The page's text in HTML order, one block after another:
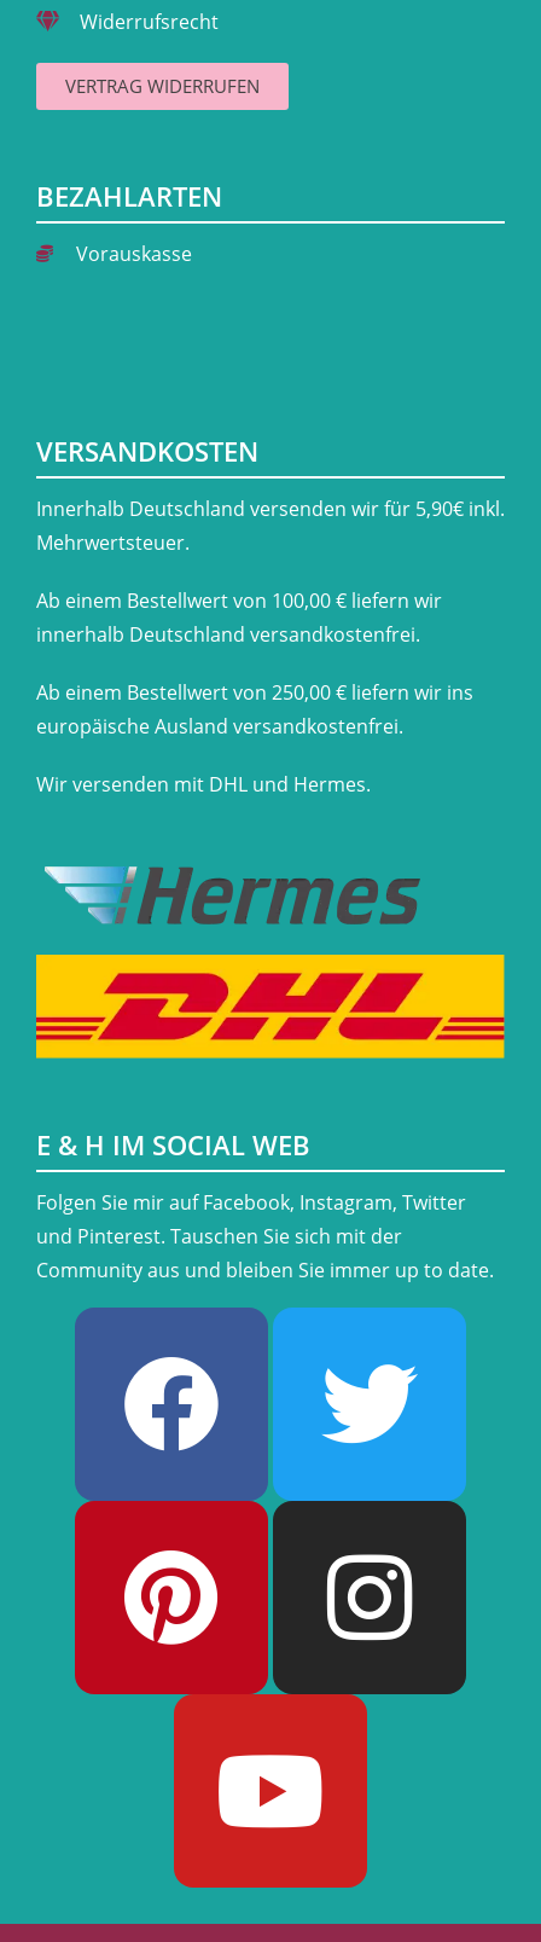
Widerrufsrecht
VERTRAG WIDERRUFEN
BEZAHLARTEN
Vorauskasse
VERSANDKOSTEN
​Innerhalb Deutschland versenden wir für 5,90€ inkl.
Mehrwertsteuer.
Ab einem Bestellwert von 100,00 € liefern wir
innerhalb Deutschland versandkostenfrei.
Ab einem Bestellwert von 250,00 € liefern wir ins
europäische Ausland versandkostenfrei.
Wir versenden mit DHL und Hermes.
E & H IM SOCIAL WEB
​Folgen Sie mir auf Facebook, Instagram, Twitter
und Pinterest. Tauschen Sie sich mit der
Community aus und bleiben Sie immer up to date.